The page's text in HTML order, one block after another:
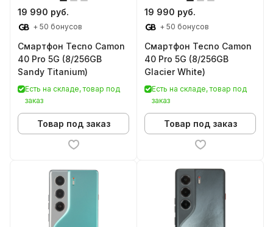
19 990 руб.
+ 50 бонусов
Смартфон Tecno Camon
40 Pro 5G (8/256GB
Sandy Titanium)
Есть на складе, товар под
заказ
Товар под заказ
19 990 руб.
+ 50 бонусов
Смартфон Tecno Camon
40 Pro 5G (8/256GB
Glacier White)
Есть на складе, товар под
заказ
Товар под заказ